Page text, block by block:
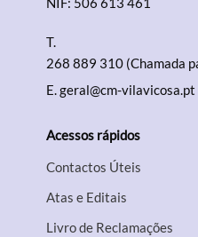
T.
268 889 310 (Chamada
E.geral@cm-vilavicosa.pt
Acessos rápidos
Contactos Úteis
Atas e Editais
Livro de Reclamações